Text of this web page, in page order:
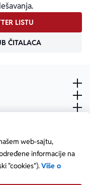
web-sajtu,
informacije na
"cookies").Više o
LISTU
ČITALACA